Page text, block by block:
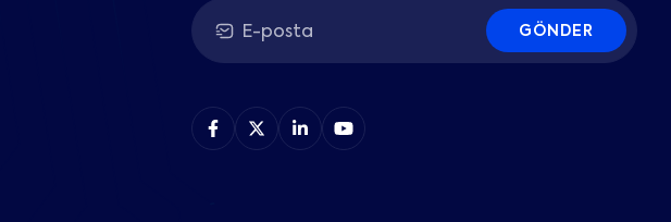
GÖNDER